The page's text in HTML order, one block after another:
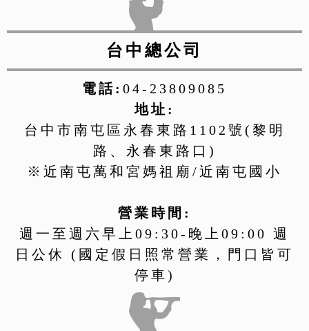
台中總公司
電話: 04-23809085
地址:
台中市南屯區永春東路1102號(黎明
路、永春東路口)
※近南屯萬和宮媽祖廟/近南屯國小
營業時間:
週一至週六早上09:30-晚上09:00 週
日公休 (國定假日照常營業，門口皆可
停車)